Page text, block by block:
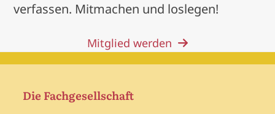
verfassen. Mitmachen und loslegen!
Mitglied werden
Die Fachgesellschaft